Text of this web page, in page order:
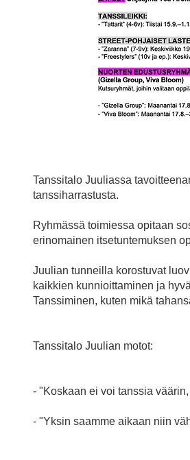
Tanssitalo Juuliassa
tanssiharrastusta.
Ryhmässä toimiessa opitaan
erinomainen itsetuntemuksen
Juulian tunneilla korostuvat
kaikkien kunnioittaminen ja
Tanssiminen, kuten mikä
Tanssitalo Juulian motot:
- "Koskaan ei voi tanssia
- "Yksin saamme aikaan niin